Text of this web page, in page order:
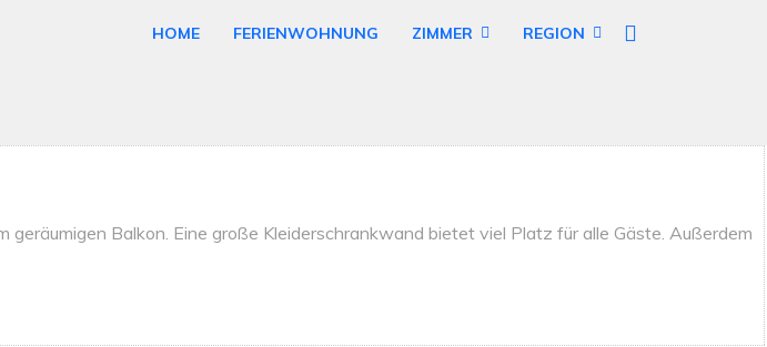
HOME FERIENWOHNUNG ZIMMER REGION
Balkon. Eine große Kleiderschrankwand bietet viel Platz für alle Gäste. Außerdem